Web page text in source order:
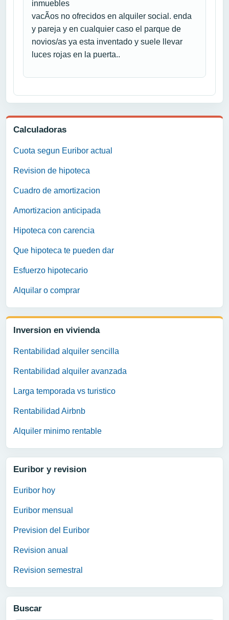
Calculadoras
Cuota segun Euribor actual
Revision de hipoteca
Cuadro de amortizacion
Amortizacion anticipada
Hipoteca con carencia
Que hipoteca te pueden dar
Esfuerzo hipotecario
Alquilar o comprar
Inversion en vivienda
Rentabilidad alquiler sencilla
Rentabilidad alquiler avanzada
Larga temporada vs turistico
Rentabilidad Airbnb
Alquiler minimo rentable
Euribor y revision
Euribor hoy
Euribor mensual
Prevision del Euribor
Revision anual
Revision semestral
Buscar
inmuebles
vacÃ­os no ofrecidos en alquiler social. enda
y pareja y en cualquier caso el parque de
novios/as ya esta inventado y suele llevar
luces rojas en la puerta..